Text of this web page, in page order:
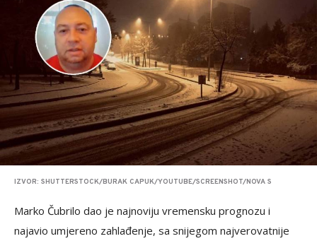
IZVOR: SHUTTERSTOCK/BURAK CAPUK/YOUTUBE/SCREENSHOT/NOVA S
Marko Čubrilo dao je najnoviju vremensku prognozu i
najavio umjereno zahlađenje, sa snijegom najverovatnije